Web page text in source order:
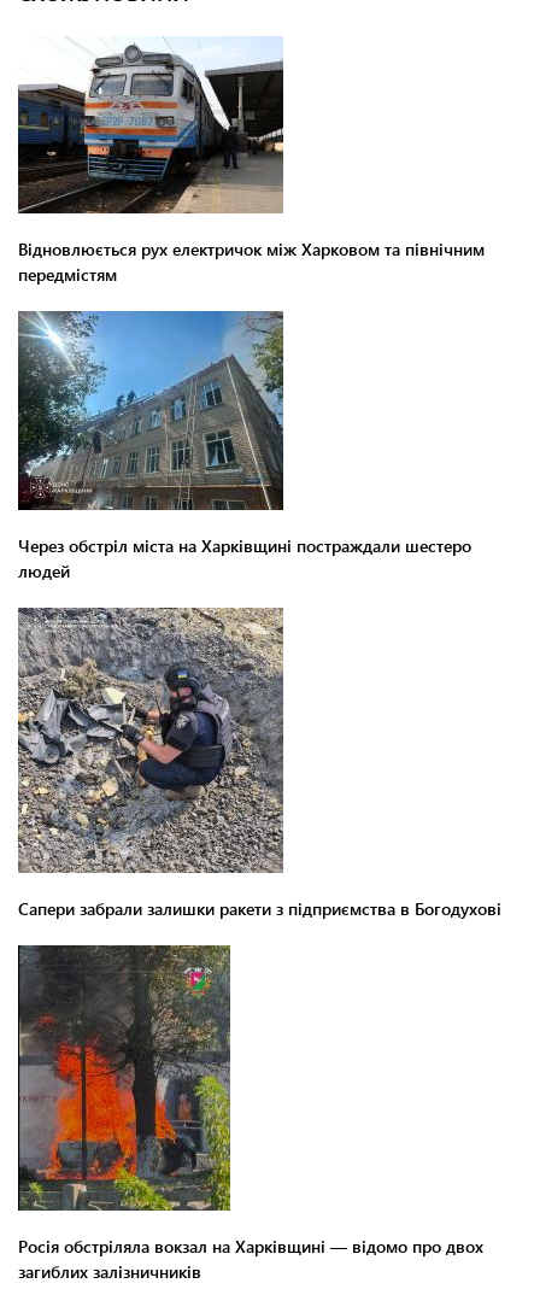
Відновлюється рух електричок між Харковом та північним
передмістям
Через обстріл міста на Харківщині постраждали шестеро
людей
Сапери забрали залишки ракети з підприємства в Богодухові
Росія обстріляла вокзал на Харківщині — відомо про двох
загиблих залізничників